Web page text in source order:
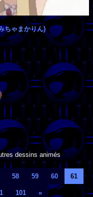
ちゃまかりん)
dessins animés
58 59 60 61
101 »